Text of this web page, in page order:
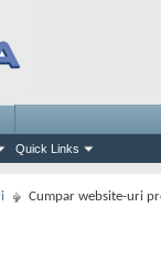
Quick Links
Cumpar website-uri